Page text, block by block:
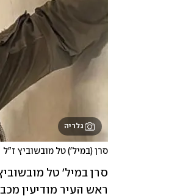
גלריה
סרן (במיל') טל מובשוביץ ז"ל